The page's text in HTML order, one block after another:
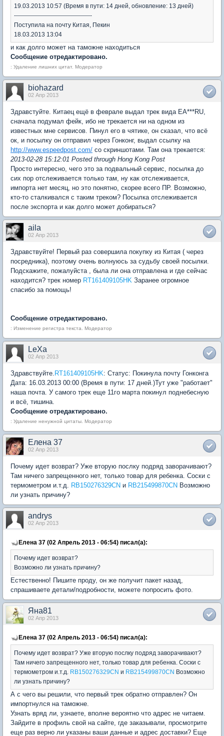
19.03.2013 10:57 (Время в пути: 14 дней, обновление: 13 дней)
---------------------------------------
Поступила на почту Китая, Пекин
18.03.2013 13:04
и как долго может на таможне находиться
Сообщение отредактировано.
: Удаление лишних цитат. Модератор
biohazard
02 Апр 2013
Здравстуйте. Китаец ещё в феврале выдал трек вида EA***RU,
сначала подумал фейк, ибо не трекается ни на одном из
известных мне сервисов. Пинул его в чятике, он сказал, что всё
ок, и посылку он отправил через Гонконг, выдал ссылку на
http://www.espeedpost.com/ со скриншотами. Там она трекается:
2013-02-28 15:12:01 Posted through Hong Kong Post
Просто интересно, чего это за подвальный сервис, посылка до
сих пор отслеживается только там, ну как отслеживается,
импорта нет месяц, но это понятно, скорее всего ПР. Возможно,
кто-то сталкивался с таким треком? Посылка отслеживается
после экспорта и как долго может добираться?
aila
02 Апр 2013
Здравствуйте! Первый раз совершила покупку из Китая ( через
посредника), поэтому очень волнуюсь за судьбу своей посылки.
Подскажите, пожалуйста , была ли она отправлена и где сейчас
находится? трек номер RT161409105HK Заранее огромное
спасибо за помощь!
Сообщение отредактировано.
: Изменение регистра текста. Модератор
LeXa
02 Апр 2013
Здравствуйте. RT161409105HK: Статус: Покинула почту Гонконга
Дата: 16.03.2013 00:00 (Время в пути: 17 дней.)Тут уже "работает"
наша почта. У самого трек еще 11го марта покинул поднебесную
и всё, тишина.
Сообщение отредактировано.
: Удаление ненужной цитаты. Модератор
Елена 37
02 Апр 2013
Почему идет возврат? Уже вторую послку подряд заворачивают?
Там ничего запрещенного нет, только товар для ребенка. Соски с
термометром и.т.д. RB150276329CN и RB215499870CN Возможно
ли узнать причину?
andrys
02 Апр 2013
Елена 37 (02 Апрель 2013 - 06:54) писал(а):
Почему идет возврат?
Возможно ли узнать причину?
Естественно! Пишите проду, он же получит пакет назад,
спрашиваете детали/подробности, можете попросить фото.
Яна81
02 Апр 2013
Елена 37 (02 Апрель 2013 - 06:54) писал(а):
Почему идет возврат? Уже вторую послку подряд заворачивают?
Там ничего запрещенного нет, только товар для ребенка. Соски с
термометром и.т.д. RB150276329CN и RB215499870CN Возможно
ли узнать причину?
А с чего вы решили, что первый трек обратно отправлен? Он
импортнулся на таможне.
Узнать вряд ли, узнаете, вполне вероятно что адрес не читаем.
Зайдите в профиль свой на сайте, где заказывали, просмотрите
еще раз верно ли указаны ваши данные и адрес доставки? Еще